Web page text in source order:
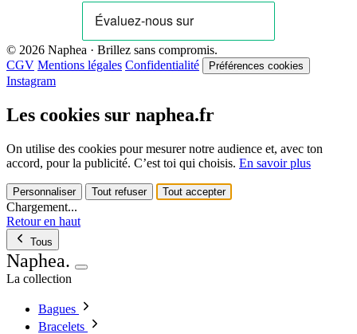
© 2026 Naphea · Brillez sans compromis.
CGV Mentions légales Confidentialité Préférences cookies
Instagram
Les cookies sur naphea.fr
On utilise des cookies pour mesurer notre audience et, avec ton
accord, pour la publicité. C’est toi qui choisis. En savoir plus
Personnaliser Tout refuser Tout accepter
Chargement...
Retour en haut
Tous
Naphea.
La collection
Bagues
Bracelets